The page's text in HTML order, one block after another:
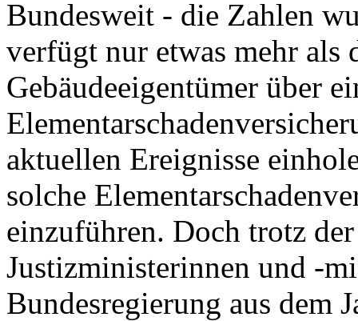
Bundesweit - die Zahlen
verfügt nur etwas mehr als
Gebäudeeigentümer über
aktuellen Ereignisse
solche
einzuführen. Doch trotz
Justizministerinnen und -
Bundesregierung aus dem